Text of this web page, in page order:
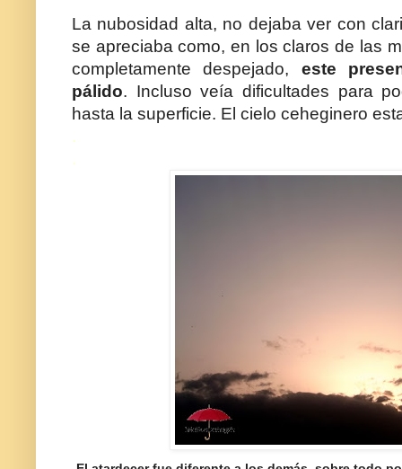
La nubosidad alta, no dejaba ver con
se apreciaba como, en los claros de las
completamente despejado, este
pálido. Incluso veía dificultades para
hasta la superficie. El cielo ceheginero
.
.